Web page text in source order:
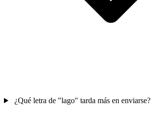
¿Qué letra de "lago" tarda más en enviarse?